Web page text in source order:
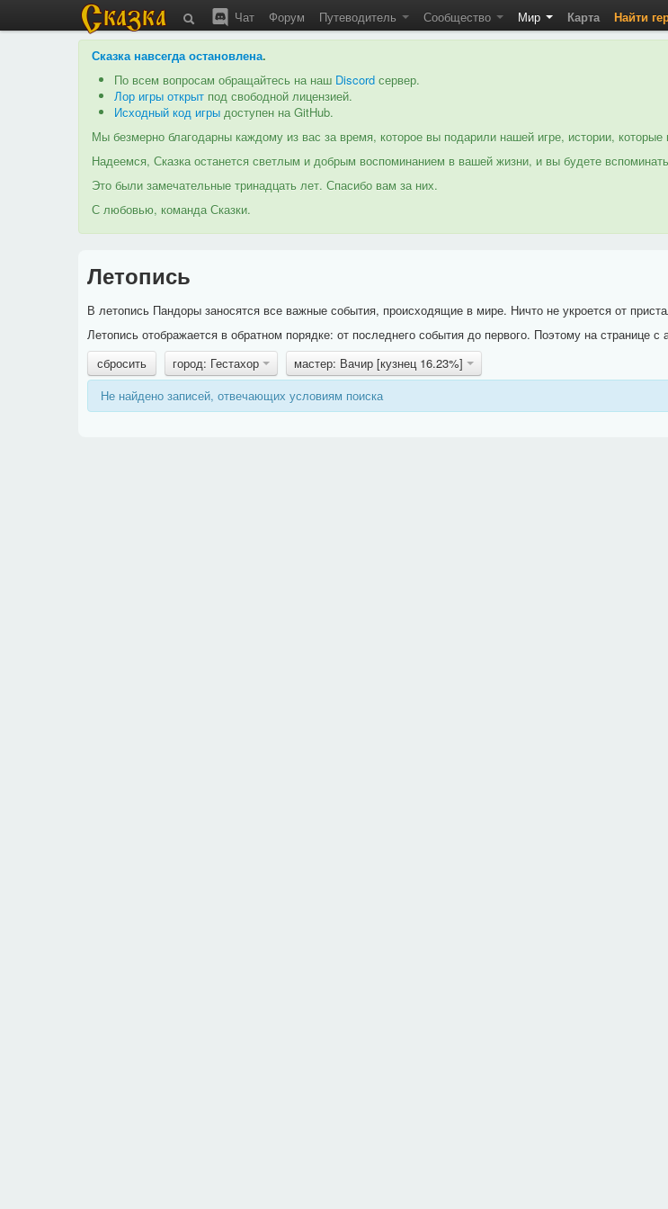
Чат Форум Путеводитель Сообщество Мир Карта Найти
Сказка навсегда остановлена.
По всем вопросам обращайтесь на наш Discord сервер.
Лор игры открыт под свободной лицензией.
Исходный код игры доступен на GitHub.
Мы безмерно благодарны каждому из вас за время, которое вы подарили нашей игре, истории,
Надеемся, Сказка останется светлым и добрым воспоминанием в вашей жизни, и вы будете
Это были замечательные тринадцать лет. Спасибо вам за них.
С любовью, команда Сказки.
Летопись
В летопись Пандоры заносятся все важные события, происходящие в мире. Ничто не укроется от
Летопись отображается в обратном порядке: от последнего события до первого. Поэтому на странице
сбросить
город: Гестахор
мастер: Вачир [кузнец 16.23%]
Не найдено записей, отвечающих условиям поиска